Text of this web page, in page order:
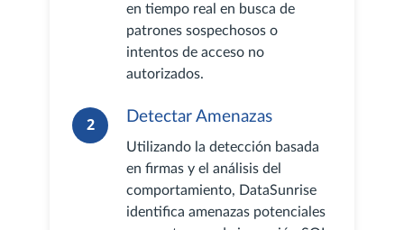
en tiempo real en busca de
patrones sospechosos o
intentos de acceso no
autorizados.
2 Detectar Amenazas
Utilizando la detección basada
en firmas y el análisis del
comportamiento, DataSunrise
identifica amenazas potenciales